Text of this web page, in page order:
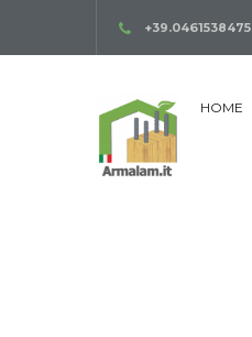
+39.0461538475
HOME